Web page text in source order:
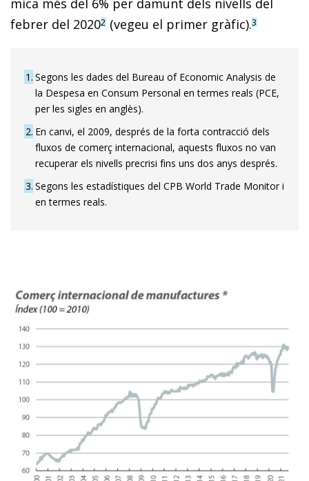
febrer del 20202 (vegeu el primer gràfic).3
1 Segons les dades del Bureau of Economic Analysis de
la Despesa en Consum Personal en termes reals (PCE,
per les sigles en anglès).
2 En canvi, el 2009, després de la forta contracció dels
fluxos de comerç internacional, aquests fluxos no van
recuperar els nivells precrisi fins uns dos anys després.
3 Segons les estadístiques del CPB World Trade Monitor i
en termes reals.